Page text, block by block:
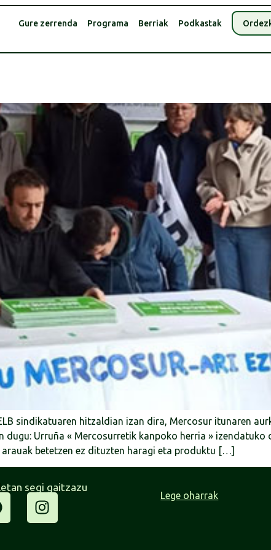
Gure zerrenda Programa Berriak Podkastak
sindikatuaren hitzaldian izan dira, Mercosur itunaren
Urruña « Mercosurretik kanpoko herria » izendatuko
betetzen ez dituzten haragi eta produktu […]
segi gaitzazu
Lege oharrak